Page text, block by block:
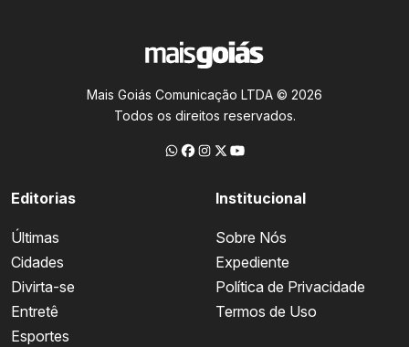
Mais Goiás Comunicação LTDA © 2026
Todos os direitos reservados.
Editorias
Últimas
Cidades
Divirta-se
Entretê
Esportes
Institucional
Sobre Nós
Expediente
Política de Privacidade
Termos de Uso